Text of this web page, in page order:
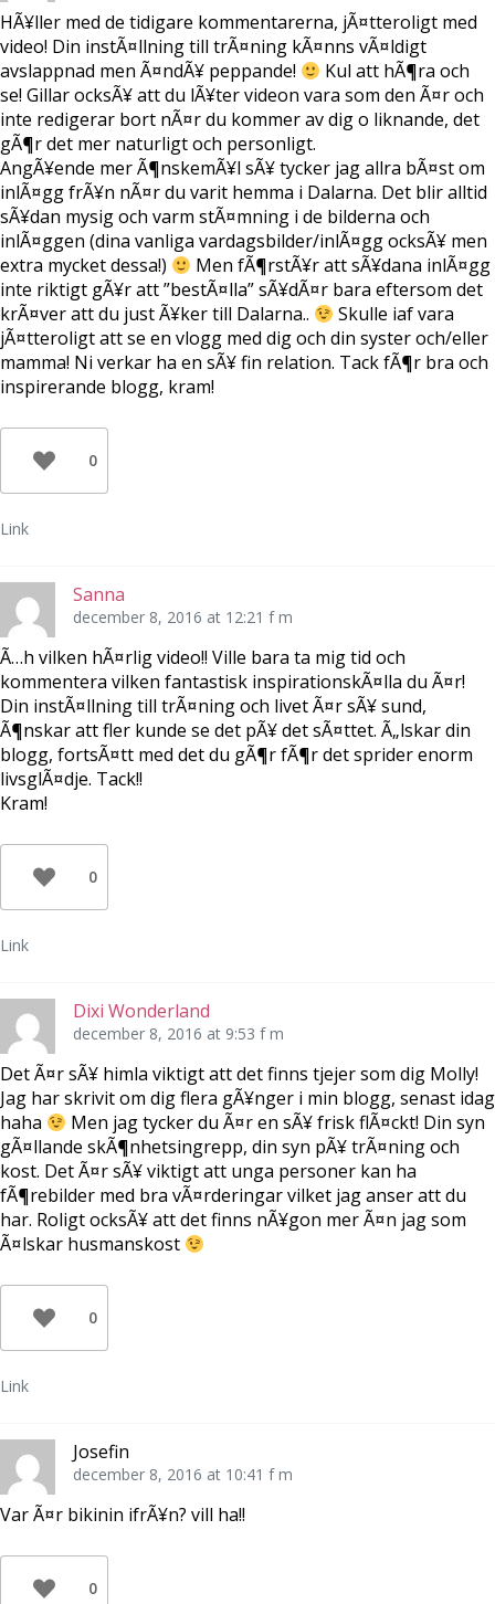
HÃ¥ller med de tidigare kommentarerna, jÃ¤tteroligt med
video! Din instÃ¤llning till trÃ¤ning kÃ¤nns vÃ¤ldigt
avslappnad men Ã¤ndÃ¥ peppande!
Kul att hÃ¶ra och
se! Gillar ocksÃ¥ att du lÃ¥ter videon vara som den Ã¤r och
inte redigerar bort nÃ¤r du kommer av dig o liknande, det
gÃ¶r det mer naturligt och personligt.
AngÃ¥ende mer Ã¶nskemÃ¥l sÃ¥ tycker jag allra bÃ¤st om
inlÃ¤gg frÃ¥n nÃ¤r du varit hemma i Dalarna. Det blir alltid
sÃ¥dan mysig och varm stÃ¤mning i de bilderna och
inlÃ¤ggen (dina vanliga vardagsbilder/inlÃ¤gg ocksÃ¥ men
extra mycket dessa!)
Men fÃ¶rstÃ¥r att sÃ¥dana inlÃ¤gg
inte riktigt gÃ¥r att ”bestÃ¤lla” sÃ¥dÃ¤r bara eftersom det
krÃ¤ver att du just Ã¥ker till Dalarna..
Skulle iaf vara
jÃ¤tteroligt att se en vlogg med dig och din syster och/eller
mamma! Ni verkar ha en sÃ¥ fin relation. Tack fÃ¶r bra och
inspirerande blogg, kram!
0
Link
Sanna
december 8, 2016 at 12:21 f m
Ã…h vilken hÃ¤rlig video!! Ville bara ta mig tid och
kommentera vilken fantastisk inspirationskÃ¤lla du Ã¤r!
Din instÃ¤llning till trÃ¤ning och livet Ã¤r sÃ¥ sund,
Ã¶nskar att fler kunde se det pÃ¥ det sÃ¤ttet. Ã„lskar din
blogg, fortsÃ¤tt med det du gÃ¶r fÃ¶r det sprider enorm
livsglÃ¤dje. Tack!!
Kram!
0
Link
Dixi Wonderland
december 8, 2016 at 9:53 f m
Det Ã¤r sÃ¥ himla viktigt att det finns tjejer som dig Molly!
Jag har skrivit om dig flera gÃ¥nger i min blogg, senast idag
haha
Men jag tycker du Ã¤r en sÃ¥ frisk flÃ¤ckt! Din syn
gÃ¤llande skÃ¶nhetsingrepp, din syn pÃ¥ trÃ¤ning och
kost. Det Ã¤r sÃ¥ viktigt att unga personer kan ha
fÃ¶rebilder med bra vÃ¤rderingar vilket jag anser att du
har. Roligt ocksÃ¥ att det finns nÃ¥gon mer Ã¤n jag som
Ã¤lskar husmanskost
0
Link
Josefin
december 8, 2016 at 10:41 f m
Var Ã¤r bikinin ifrÃ¥n? vill ha!!
0